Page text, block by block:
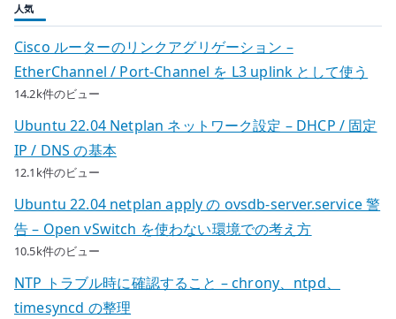
人気
Cisco ルーターのリンクアグリゲーション –
EtherChannel / Port-Channel を L3 uplink として使う
14.2k件のビュー
Ubuntu 22.04 Netplan ネットワーク設定 – DHCP / 固定
IP / DNS の基本
12.1k件のビュー
Ubuntu 22.04 netplan apply の ovsdb-server.service 警
告 – Open vSwitch を使わない環境での考え方
10.5k件のビュー
NTP トラブル時に確認すること – chrony、ntpd、
timesyncd の整理